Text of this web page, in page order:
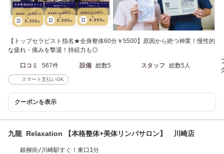
【トップセラピスト指名★全身整体60分￥5500】原因から絶つ神業！慢性的
な疲れ・痛みを撃退！持続力も◎
口コミ 567件 設備 総数5 スタッフ 総数5人
スマート支払いOK
クーポンを表示
九龍 Relaxation 【本格整体+美体リンパサロン】 川崎店
銀柳街/川崎駅すぐ！東口1分